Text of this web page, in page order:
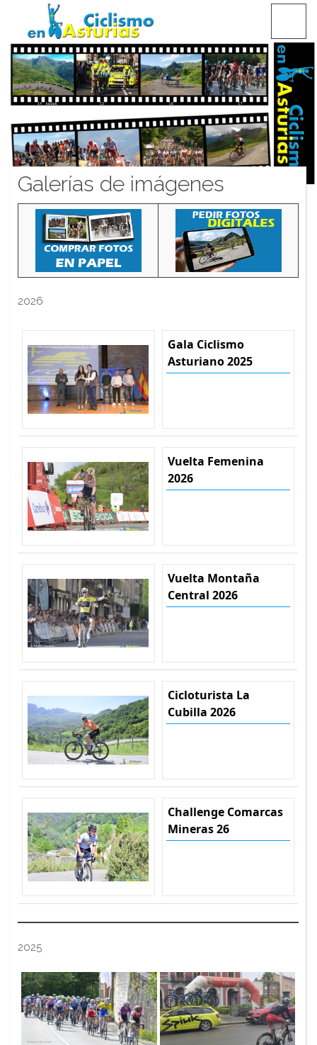
CICLISMO EN ASTURIAS
Galerías de imágenes
2026
Gala Ciclismo
Asturiano 2025
Vuelta Femenina
2026
Vuelta Montaña
Central 2026
Cicloturista La
Cubilla 2026
Challenge Comarcas
Mineras 26
2025